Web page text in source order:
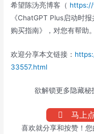
希望陈沩亮博客（
《ChatGPT Plus启动时
购买指南》，对您有帮助。
欢迎分享本文链接：
33557.html
欲解锁更多隐藏秘
马上
喜欢就分享和按赞！